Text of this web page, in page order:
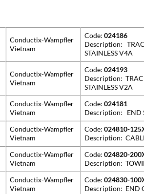
Conductix-Wampfler
Vietnam
Code:024186
Description:
STAINLESS V4A
Conductix-Wampfler
Vietnam
Code:024193
Description:
STAINLESS V2A
Conductix-Wampfler
Vietnam
Code:024181
Description: END
Conductix-Wampfler
Vietnam
Code:024810-
Description:
Conductix-Wampfler
Vietnam
Code:024820-
Description:
Conductix-Wampfler
Vietnam
Code:024830-
Description: END